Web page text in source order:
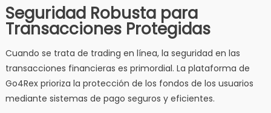
Seguridad Robusta para
Transacciones Protegidas
Cuando se trata de trading en línea, la seguridad en las
transacciones financieras es primordial. La plataforma de
Go4Rex prioriza la protección de los fondos de los usuarios
mediante sistemas de pago seguros y eficientes.